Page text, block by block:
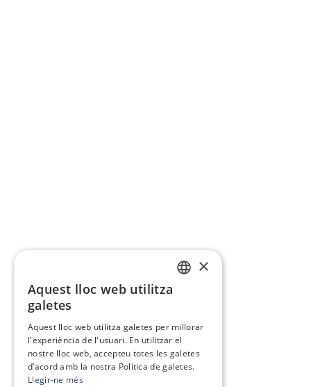
×
Aquest lloc web utilitza
galetes
Aquest lloc web utilitza galetes per millorar
l'experiència de l'usuari. En utilitzar el
nostre lloc web, accepteu totes les galetes
d’acord amb la nostra Política de galetes.
Llegir-ne més